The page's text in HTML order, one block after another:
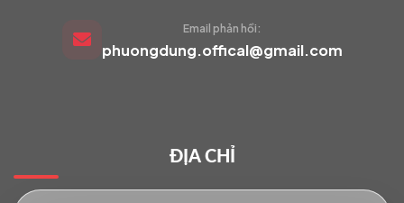
Email phản hồi:
phuongdung.offical@gmail.com
ĐỊA CHỈ